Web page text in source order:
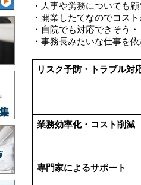
・人事や労務についても
・開業したてなのでコス
・自院でも対応できそう
・事務長みたいな仕事を
リスク予防・トラブル対
業務効率化・コスト削減
専門家によるサポート